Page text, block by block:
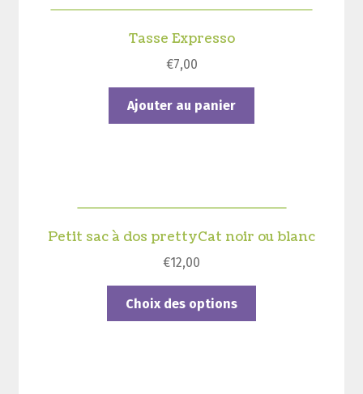
Tasse Expresso
€7,00
Ajouter au panier
Petit sac à dos prettyCat noir ou blanc
€12,00
Choix des options